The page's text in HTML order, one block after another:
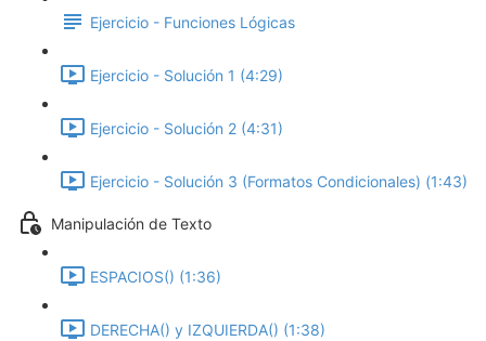
Ejercicio - Funciones Lógicas
Ejercicio - Solución 1 (4:29)
Ejercicio - Solución 2 (4:31)
Ejercicio - Solución 3 (Formatos Condicionales) (1:43)
Manipulación de Texto
ESPACIOS() (1:36)
DERECHA() y IZQUIERDA() (1:38)